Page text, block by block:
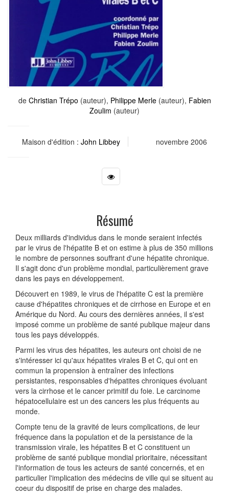
de Christian Trépo (auteur), Philippe Merle(auteur), Fabien
Zoulim (auteur)
Maison d'édition : John Libbey novembre 2006
Résumé
Deux milliards d'individus dans le monde seraient infectés
par le virus de l'hépatite B et on estime à plus de 350 millions
le nombre de personnes souffrant d'une hépatite chronique.
Il s'agit donc d'un problème mondial, particulièrement grave
dans les pays en développement.
Découvert en 1989, le virus de l'hépatite C est la première
cause d'hépatites chroniques et de cirrhose en Europe et en
Amérique du Nord. Au cours des dernières années, il s'est
imposé comme un problème de santé publique majeur dans
tous les pays développés.
Parmi les virus des hépatites, les auteurs ont choisi de ne
s'intéresser ici qu'aux hépatites virales B et C, qui ont en
commun la propension à entraîner des infections
persistantes, responsables d'hépatites chroniques évoluant
vers la cirrhose et le cancer primitif du foie. Le carcinome
hépatocellulaire est un des cancers les plus fréquents au
monde.
Compte tenu de la gravité de leurs complications, de leur
fréquence dans la population et de la persistance de la
transmission virale, les hépatites B et C constituent un
problème de santé publique mondial prioritaire, nécessitant
l'information de tous les acteurs de santé concernés, et en
particulier l'implication des médecins de ville qui se situent au
coeur du dispositif de prise en charge des malades.